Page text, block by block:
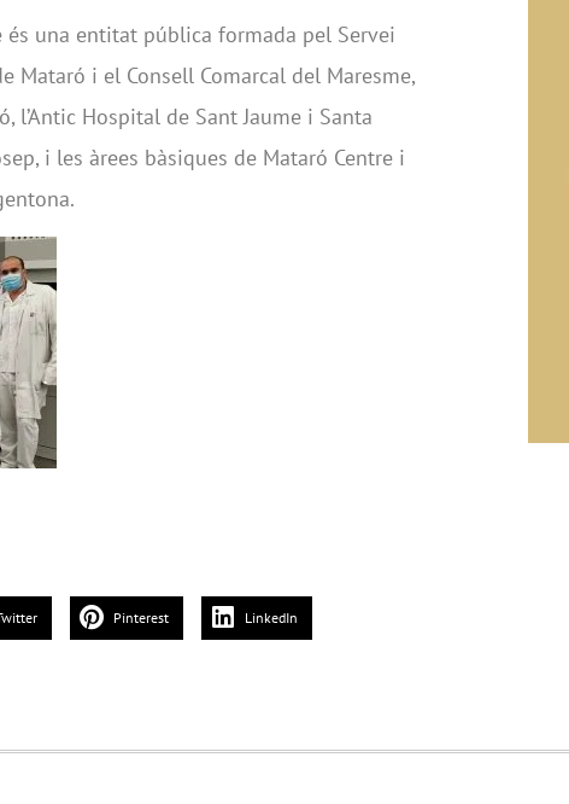
és una entitat pública formada pel Servei
Mataró i el Consell Comarcal del Maresme,
l’Antic Hospital de Sant Jaume i Santa
i les àrees bàsiques de Mataró Centre i
Pinterest LinkedIn